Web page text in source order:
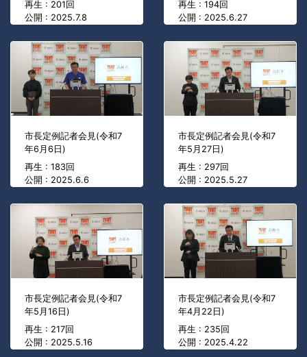
再生 : 201回
公開 : 2025.7.8
再生 : 194回
公開 : 2025.6.27
市長定例記者会見(令和7
年6月6日)
再生 : 183回
公開 : 2025.6.6
市長定例記者会見(令和7
年5月27日)
再生 : 297回
公開 : 2025.5.27
市長定例記者会見(令和7
年5月16日)
再生 : 217回
公開 : 2025.5.16
市長定例記者会見(令和7
年4月22日)
再生 : 235回
公開 : 2025.4.22